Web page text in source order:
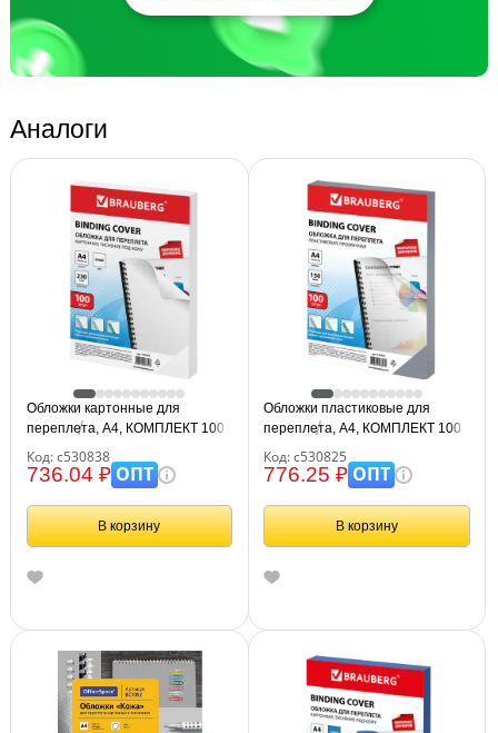
Аналоги
Обложки картонные для
переплета, А4, КОМПЛЕКТ 100
белые, BRAUBERG, 530838
Код: с530838
736.04 ₽ОПТ
В корзину
Обложки пластиковые для
переплета, А4, КОМПЛЕКТ 100
BRAUBERG, 530825
Код: с530825
776.25 ₽ОПТ
В корзину